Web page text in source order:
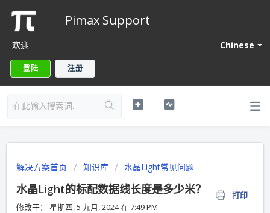
Pimax Support
Chinese
欢迎
登陆 注册
解决方案首页 知识库 水晶Light常见问题
水晶Light的标配数据线长度是多少米？
打印
修改于： 星期四, 5 九月, 2024 在 7:49 PM